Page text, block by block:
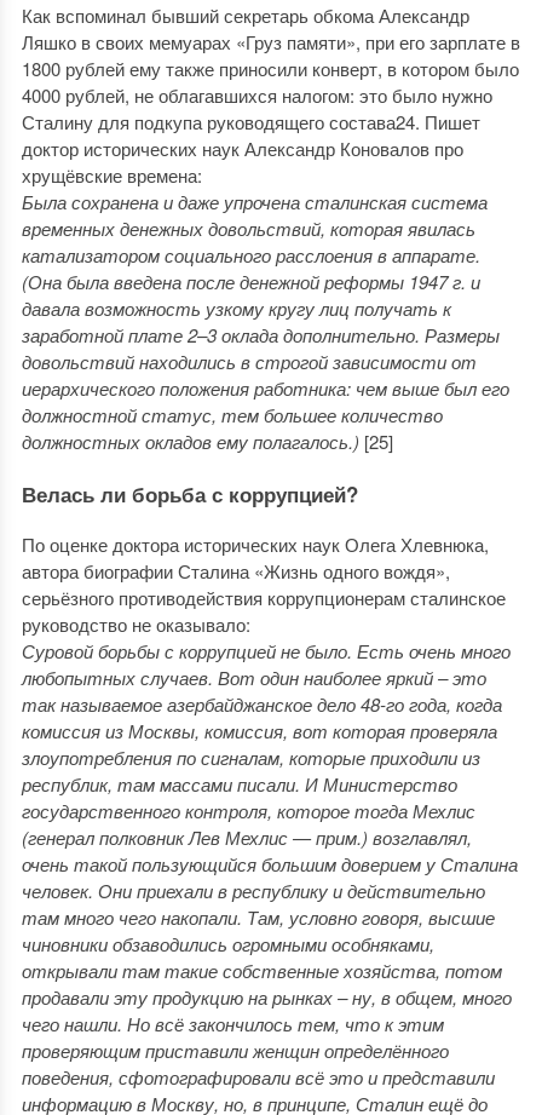
Как вспоминал бывший секретарь обкома Александр
Ляшко в своих мемуарах «Груз памяти», при его зарплате в
1800 рублей ему также приносили конверт, в котором было
4000 рублей, не облагавшихся налогом: это было нужно
Сталину для подкупа руководящего состава24. Пишет
доктор исторических наук Александр Коновалов про
хрущёвские времена:
Была сохранена и даже упрочена сталинская система
временных денежных довольствий, которая явилась
катализатором социального расслоения в аппарате.
(Она была введена после денежной реформы 1947 г. и
давала возможность узкому кругу лиц получать к
заработной плате 2–3 оклада дополнительно. Размеры
довольствий находились в строгой зависимости от
иерархического положения работника: чем выше был его
должностной статус, тем большее количество
должностных окладов ему полагалось.) [25]
Велась ли борьба с коррупцией?
По оценке доктора исторических наук Олега Хлевнюка,
автора биографии Сталина «Жизнь одного вождя»,
серьёзного противодействия коррупционерам сталинское
руководство не оказывало:
Суровой борьбы с коррупцией не было. Есть очень много
любопытных случаев. Вот один наиболее яркий – это
так называемое азербайджанское дело 48-го года, когда
комиссия из Москвы, комиссия, вот которая проверяла
злоупотребления по сигналам, которые приходили из
республик, там массами писали. И Министерство
государственного контроля, которое тогда Мехлис
(генерал полковник Лев Мехлис — прим.) возглавлял,
очень такой пользующийся большим доверием у Сталина
человек. Они приехали в республику и действительно
там много чего накопали. Там, условно говоря, высшие
чиновники обзаводились огромными особняками,
открывали там такие собственные хозяйства, потом
продавали эту продукцию на рынках – ну, в общем, много
чего нашли. Но всё закончилось тем, что к этим
проверяющим приставили женщин определённого
поведения, сфотографировали всё это и представили
информацию в Москву, но, в принципе, Сталин ещё до